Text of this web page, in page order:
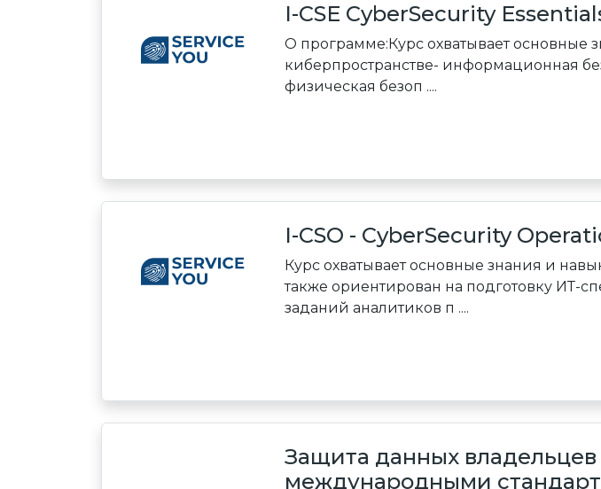
I-CSE CyberSecurity
О программе:Курс охватывает основные
киберпространстве- информационная
физическая безоп ....
I-CSO - CyberSecurity
Курс охватывает основные знания и
также ориентирован на подготовку ИТ-
заданий аналитиков п ....
Защита данных владельцев
международными